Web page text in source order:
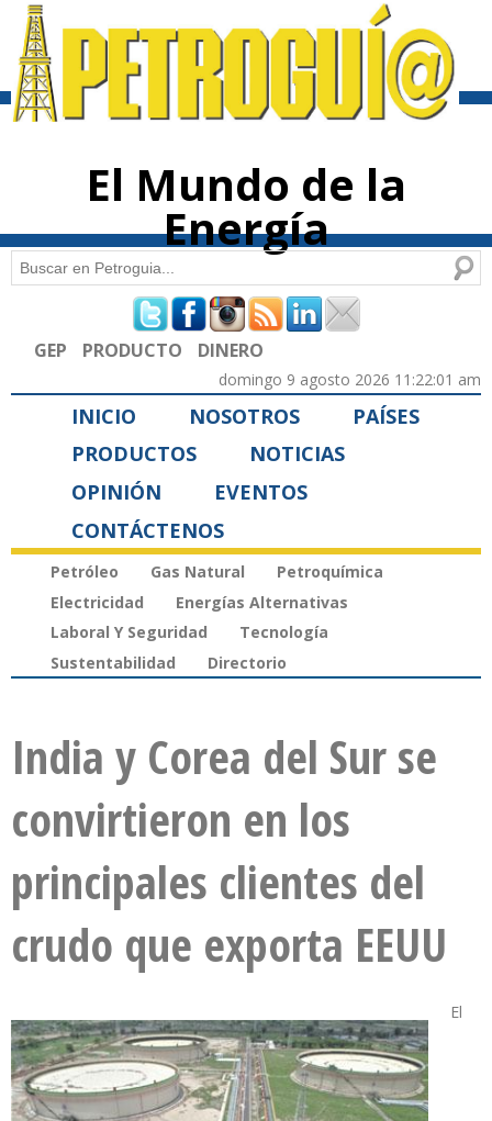
contenido
El Mundo de la
Energía
Formulario de búsqueda
Buscar
GEP PRODUCTO DINERO
domingo 9 agosto 2026 11:22:01 am
INICIO NOSOTROS
PAÍSES
PRODUCTOS
NOTICIAS
OPINIÓN
EVENTOS
CONTÁCTENOS
Petróleo Gas Natural
Petroquímica
Electricidad
Energías Alternativas
Laboral Y Seguridad
Tecnología
Sustentabilidad
Directorio
India y Corea del Sur se
convirtieron en los
principales clientes del
crudo que exporta EEUU
El